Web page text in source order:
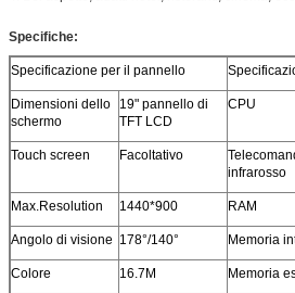
Specifiche:
Specificazione per il pannello
Dimensioni dello
schermo
19" pannello di
TFT LCD
CPU
Touch screen Facoltativo
infrarosso
Max.Resolution 1440*900 RAM
Angolo di visione 178°/140° Memoria
Colore 16.7M Memoria